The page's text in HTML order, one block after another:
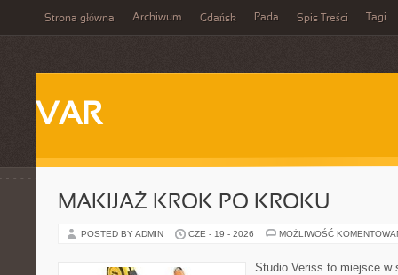
Strona główna Archiwum Gdańsk Pada Spis Treści Tagi
VAR
MAKIJAŻ KROK PO KROKU
POSTED BY ADMIN CZE - 19 - 2026 MOŻLIWOŚĆ
Studio Veriss to miejsce w